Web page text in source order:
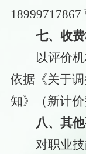
七、收
以评价
依据《关于
知》（新计
八、其
对职业